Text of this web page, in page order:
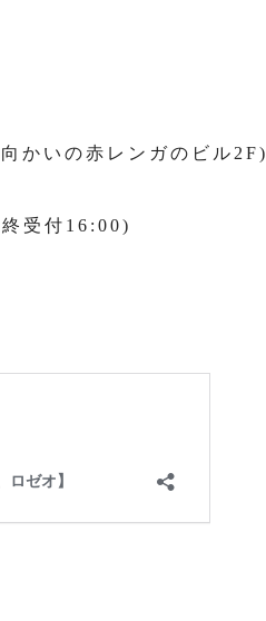
かいの赤レンガのビル2F)
受付16:00)